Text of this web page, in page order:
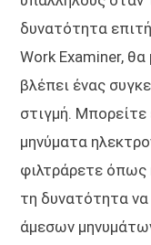
δυνατότητα
Work Examiner,
βλέπει ένας
στιγμή.
μηνύματα
φιλτράρετε όπως
τη δυνατότητα
άμεσων